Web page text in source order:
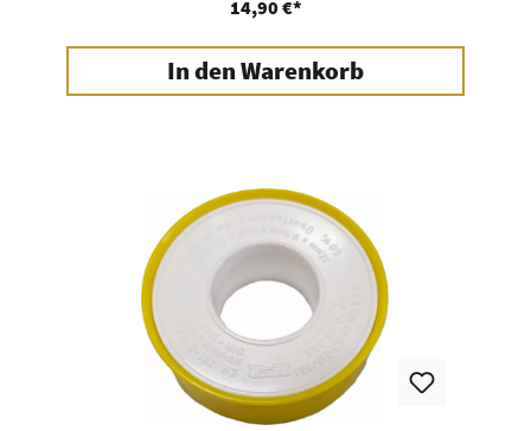
14,90 €*
In den Warenkorb